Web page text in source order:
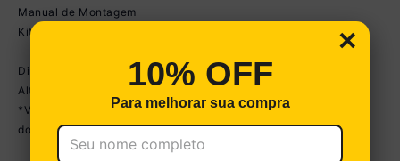
Manual de Montagem
Kit Ferragem
Dimensões do produto montado:
Altura: 92cm | Largura: 196cm | Profundidade: 96,7cm
*Você pode consultar as medidas detalhadas na imagem técnica
do produto.
×
10% OFF
Para melhorar sua compra